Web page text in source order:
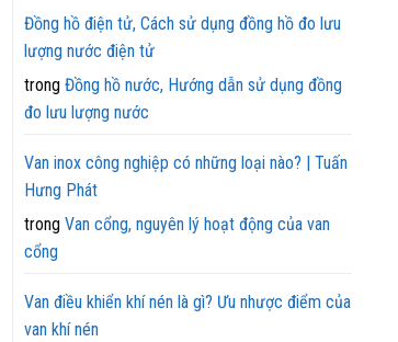
Đồng hồ điện tử, Cách sử dụng đồng hồ đo lưu
lượng nước điện tử
trong Đồng hồ nước, Hướng dẫn sử dụng đồng
đo lưu lượng nước
Van inox công nghiệp có những loại nào? | Tuấn
Hưng Phát
trong Van cổng, nguyên lý hoạt động của van
cổng
Van điều khiển khí nén là gì? Ưu nhược điểm của
van khí nén